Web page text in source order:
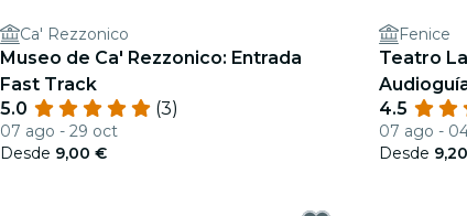
Ca' Rezzonico
Museo de Ca' Rezzonico: Entrada
Fast Track
5.0
(3)
07 ago - 29 oct
Desde 9,00 €
Fenice
Teatro
4.5
07 ago -
Desde